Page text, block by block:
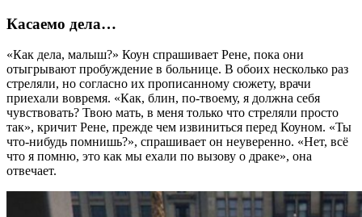
Касаемо дела…
«Как дела, малыш?» Коун спрашивает Рене, пока они
отыгрывают пробуждение в больнице. В обоих несколько раз
стреляли, но согласно их прописанному сюжету, врачи
приехали вовремя. «Как, блин, по-твоему, я должна себя
чувствовать? Твою мать, в меня только что стреляли просто
так», кричит Рене, прежде чем извиниться перед Коуном. «Ты
что-нибудь помнишь?», спрашивает он неуверенно. «Нет, всё
что я помню, это как мы ехали по вызову о драке», она
отвечает.